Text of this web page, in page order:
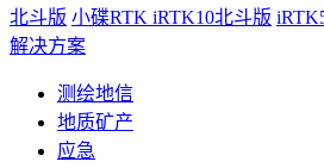
北斗版 小碟RTK iRTK10北斗版
解决方案
测绘地信
地质矿产
应急